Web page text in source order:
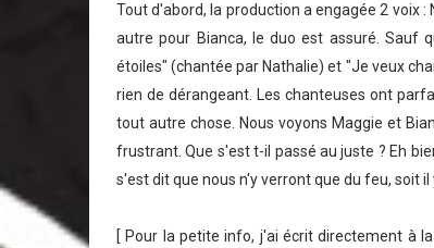
Tout d'abord, la production a engagée 2 voix
autre pour Bianca, le duo est assuré. Sauf
étoiles" (chantée par Nathalie) et "Je veux
rien de dérangeant. Les chanteuses ont
tout autre chose. Nous voyons Maggie et
frustrant. Que s'est t-il passé au juste ? Eh
s'est dit que nous n'y verront que du feu, soit
[ Pour la petite info, j'ai écrit directement à